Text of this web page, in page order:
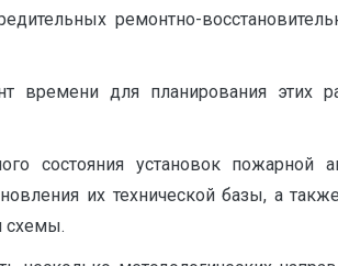
ремонтно-
для планирования этих
состояния установок пожарной
их технической базы, а
схемы.